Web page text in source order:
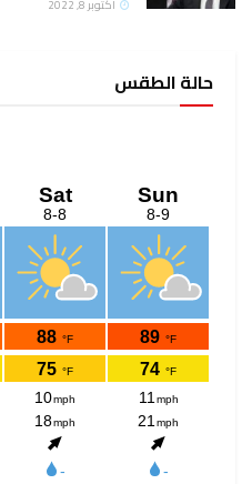
أكتوبر 8, 2022
حالة الطقس